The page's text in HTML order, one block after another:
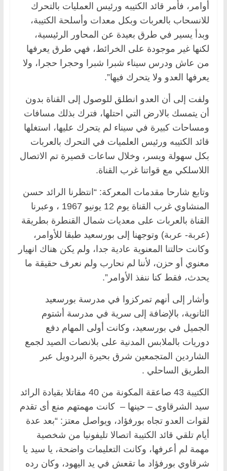
أوامر، فأمر قائد الكتيبه ورئيس العمليات بالتحرك
للانسحاب بالعربات وبكل معدات وأسلحة الكتيبة،
وبدأ يسير في طرق بعيدة عن المحاور الرئيسية،
لكنها غير موجودة على الخرائط، فهي طرق يعرفها
من عاش ودرس سيناء شبرا شبرا وحجرا حجرا، ولا
يعرفها العدو ولا يتحرك فيها”.
ولفت إلى أن العدو انطلق للوصول إلى القناة بدون
أن يتمسك بالارض التي احتلها، فترك بذلك مسافات
ومساحات كبيرة في سيناء لم يتحرك عليها، استغلها
قائد الكتيبه ورئيس العلميات في التحرك بالعربات
بكل سهولة ويسر، وخلال ساعات قصيرة تم الاتصال
اللاسلكي مع قواتنا غرب القناة.
وتابع شارحا مقدمات المعركة: “انتظرنا الرائد حسن
المنشاوي غرب القناة يوم 12 يونيو 1967 ، وعبرنا
القناة بالعربات على معديات شمال القنطرة بطريقة
(عربة- عربة) وتوجهنا إلى بورسعيد طبقا للأوامر،
وكانت حالتنا المعنوية عادية جدا، ولم يكن هناك انهيار
معنوي أو حزن، لأننا لم نحارب ولم نعرف حقيقة ما
يحدث، فقط كنا ننفذ الأوامر”.
وأشار إلى أنهم تمركزوا في مدرسة بورسعيد
الثانوية، بالإضافة إلى سرية في مدرسة أشتوم
الجميل في بورسعيد، وكانت أولى المهام دفع
دوريات بالملابس المدنية على بلانصات الصيد لجمع
الشاردين المتجمعين شرق بحيرة البردويل عبر
الطريق الساحلي .
الكتيبة 43 صاعقة المكونة من 40 مقاتلا بقيادة الرائد
سيد الشرقاوى – حينها – كانت مهمتهم منع أى تقدم
لقوات العدو تجاه بورفؤاد، ويواصل معتز: “بعد عدة
أيام تلقي قائد الكتيبة اتصالا تليفونيا من شخصية
مهمة لم أعرفها، وكانت التعليمات واضحة، يا سيد يا
شرقاوي بورفؤاد ما تقعش في يد اليهود، وكان رده